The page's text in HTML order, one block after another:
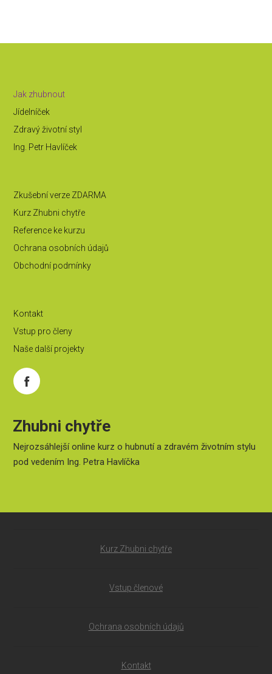
Jak zhubnout
Jídelníček
Zdravý životní styl
Ing. Petr Havlíček
Zkušební verze ZDARMA
Kurz Zhubni chytře
Reference ke kurzu
Ochrana osobních údajů
Obchodní podmínky
Kontakt
Vstup pro členy
Naše další projekty
Zhubni chytře
Nejrozsáhlejší online kurz o hubnutí a zdravém životním stylu
pod vedením Ing. Petra Havlíčka
Kurz Zhubni chytře
Vstup členové
Ochrana osobních údajů
Kontakt